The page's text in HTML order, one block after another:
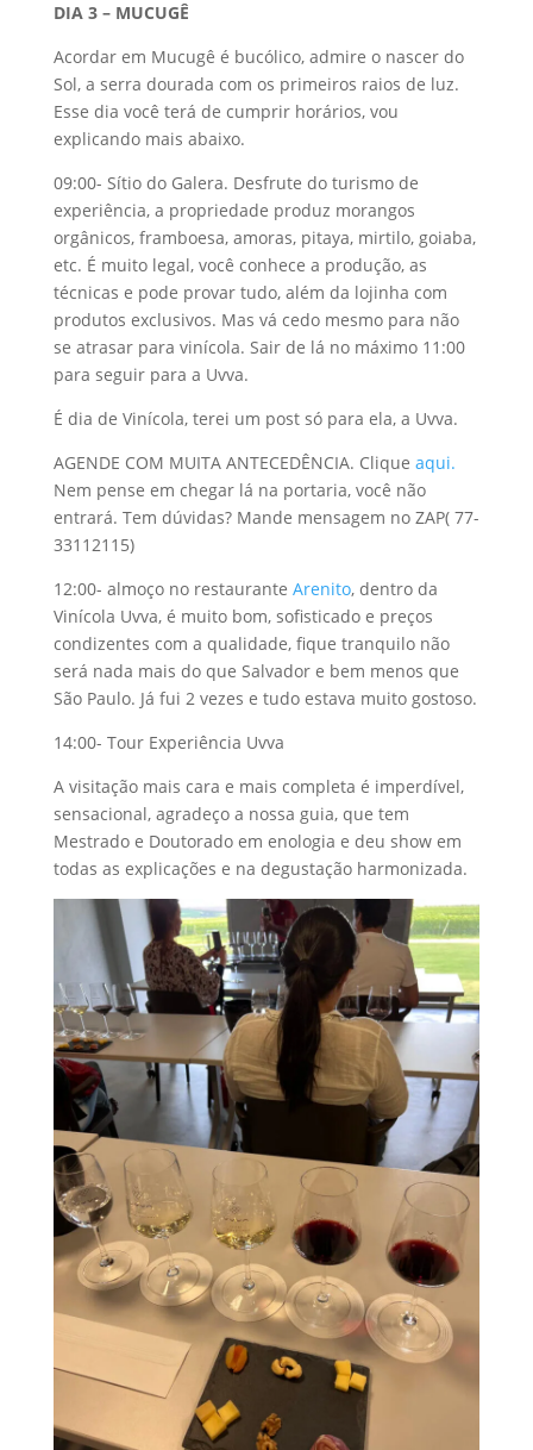
DIA 3 – MUCUGÊ
Acordar em Mucugê é bucólico, admire o nascer do
Sol, a serra dourada com os primeiros raios de luz.
Esse dia você terá de cumprir horários, vou
explicando mais abaixo.
09:00- Sítio do Galera. Desfrute do turismo de
experiência, a propriedade produz morangos
orgânicos, framboesa, amoras, pitaya, mirtilo, goiaba,
etc. É muito legal, você conhece a produção, as
técnicas e pode provar tudo, além da lojinha com
produtos exclusivos. Mas vá cedo mesmo para não
se atrasar para vinícola. Sair de lá no máximo 11:00
para seguir para a Uvva.
É dia de Vinícola, terei um post só para ela, a Uvva.
AGENDE COM MUITA ANTECEDÊNCIA. Clique aqui.
Nem pense em chegar lá na portaria, você não
entrará. Tem dúvidas? Mande mensagem no ZAP( 77-
33112115)
12:00- almoço no restaurante Arenito, dentro da
Vinícola Uvva, é muito bom, sofisticado e preços
condizentes com a qualidade, fique tranquilo não
será nada mais do que Salvador e bem menos que
São Paulo. Já fui 2 vezes e tudo estava muito gostoso.
14:00- Tour Experiência Uvva
A visitação mais cara e mais completa é imperdível,
sensacional, agradeço a nossa guia, que tem
Mestrado e Doutorado em enologia e deu show em
todas as explicações e na degustação harmonizada.